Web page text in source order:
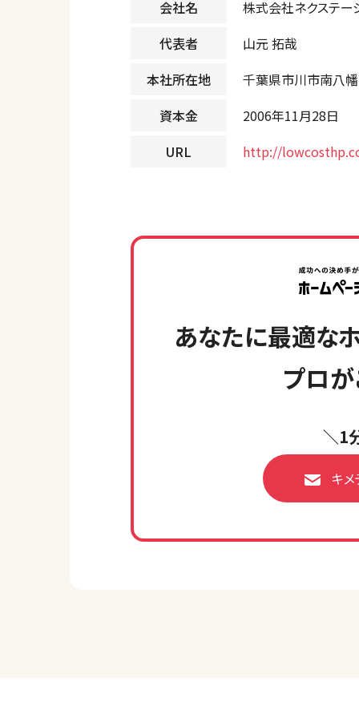
会社名
株式会社ネクステー
代表者
山元 拓哉
本社所在地
千葉県市川市南八
資本金
2006年11月28日
URL
http://
あなたに最適な
プロが
＼1
キ